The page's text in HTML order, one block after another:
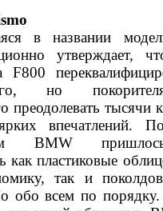
в названии
утверждает,
F800 пере
но
преодолевать тысячи
впечатлений.
BMW
как пластиковые об
так и
обо всем по порядку.